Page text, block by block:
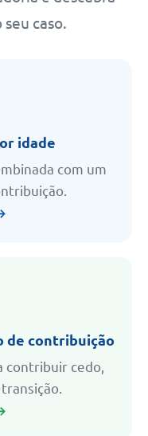
seu caso.
idade
com um
de contribuição
contribuir cedo,